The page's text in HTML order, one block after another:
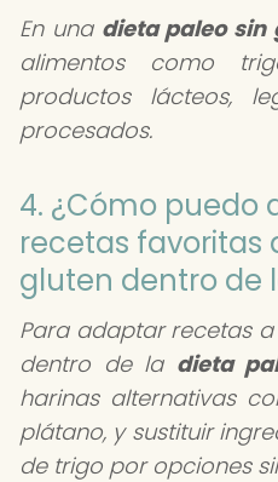
En una dieta paleo sin
alimentos como
productos lácteos,
procesados.
4. ¿Cómo puedo
recetas favoritas
gluten dentro de
Para adaptar recetas
dentro de la dieta
harinas alternativas
plátano, y sustituir
de trigo por opciones